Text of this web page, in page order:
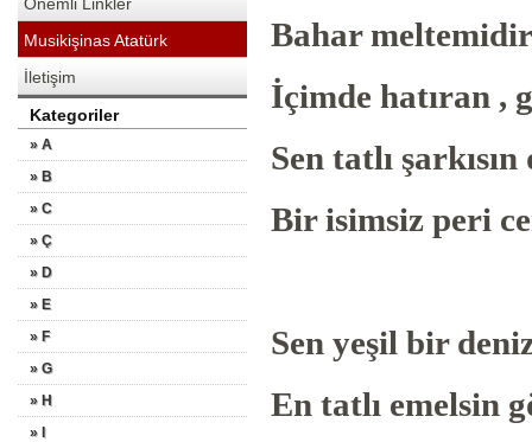
Musikişinas Atatürk
İletişim
Kategoriler
» A
» B
» C
» Ç
» D
» E
» F
» G
» H
» I
Bahar
İçimde hatıran
Sen tatlı
Bir isimsiz peri
Sen yeşil bir
En tatlı